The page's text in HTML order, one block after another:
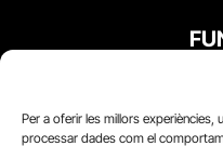
Per a oferir les millors
processar dades com el